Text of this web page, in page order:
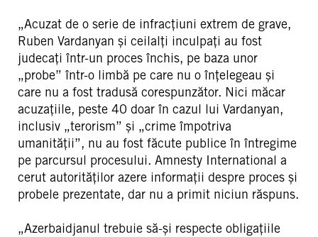
„Acuzat de o serie de infracțiuni extrem de grave,
Ruben Vardanyan și ceilalți inculpați au fost
judecați într-un proces închis, pe baza unor
„probe” într-o limbă pe care nu o înțelegeau și
care nu a fost tradusă corespunzător. Nici măcar
acuzațiile, peste 40 doar în cazul lui Vardanyan,
inclusiv „terorism” și „crime împotriva
umanității”, nu au fost făcute publice în întregime
pe parcursul procesului. Amnesty International a
cerut autorităților azere informații despre proces și
probele prezentate, dar nu a primit niciun răspuns.
„Azerbaidjanul trebuie să-și respecte obligațiile